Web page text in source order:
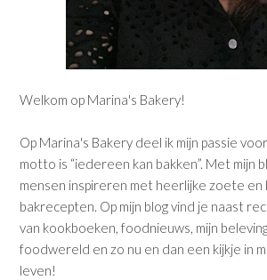
Welkom op Marina's Bakery!
Op Marina's Bakery deel ik mijn passie
motto is “iedereen kan bakken”. Met mijn
mensen inspireren met heerlijke zoete en
bakrecepten. Op mijn blog vind je naast
van kookboeken, foodnieuws, mijn
foodwereld en zo nu en dan een kijkje in
leven!